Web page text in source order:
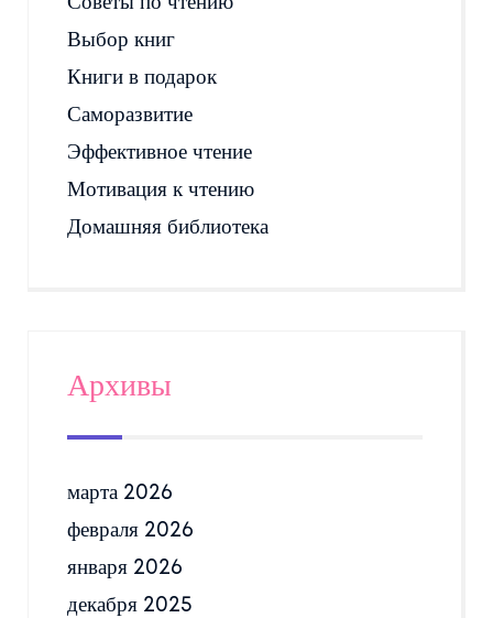
Выбор книг
Книги в подарок
Саморазвитие
Эффективное чтение
Мотивация к чтению
Домашняя библиотека
Архивы
марта 2026
февраля 2026
января 2026
декабря 2025